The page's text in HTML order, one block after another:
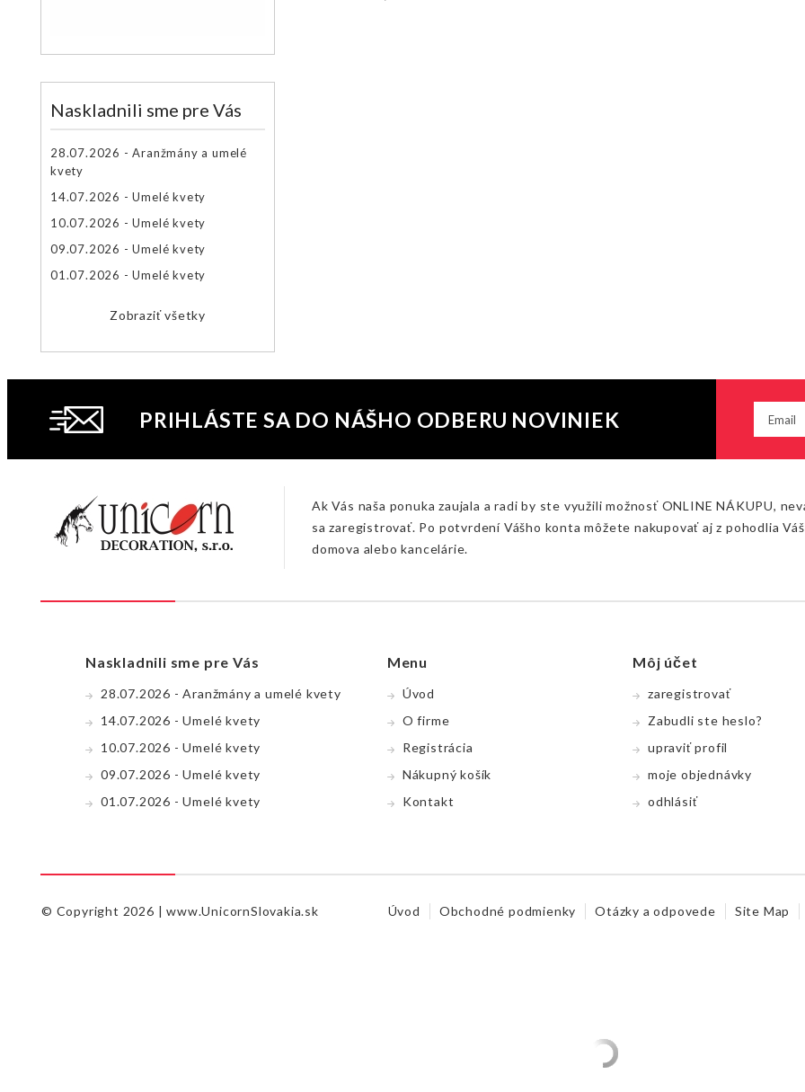
Naskladnili sme pre Vás
28.07.2026 - Aranžmány a umelé
kvety
14.07.2026 - Umelé kvety
10.07.2026 - Umelé kvety
09.07.2026 - Umelé kvety
01.07.2026 - Umelé kvety
Zobraziť všetky
PRIHLÁSTE SA DO NÁŠHO ODBERU NOVINIEK
Ak Vás naša ponuka zaujala a radi by ste využili možnosť ONLINE NÁKUPU,
sa zaregistrovať. Po potvrdení Vášho konta môžete nakupovať aj z pohodlia
domova alebo kancelárie.
Naskladnili sme pre Vás
28.07.2026 - Aranžmány a umelé kvety
14.07.2026 - Umelé kvety
10.07.2026 - Umelé kvety
09.07.2026 - Umelé kvety
01.07.2026 - Umelé kvety
Menu
Úvod
O firme
Registrácia
Nákupný koší­k
Kontakt
Môj účet
zaregistrovať
Zabudli ste heslo?
upraviť profil
moje objednávky
odhlásiť
© Copyright 2026 |www.UnicornSlovakia.sk Úvod Obchodné podmienky Otázky a odpovede Site Map